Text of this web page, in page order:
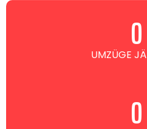
UMZÜGE0
0